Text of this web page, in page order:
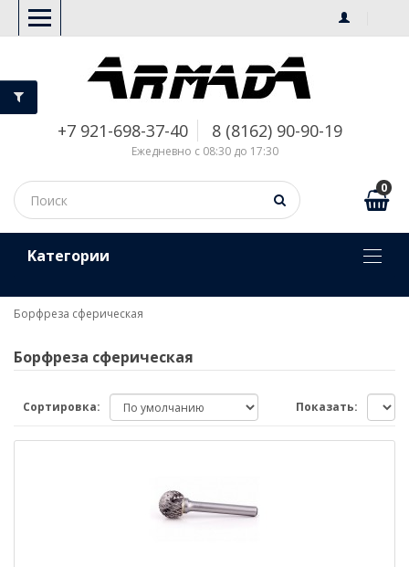
+7 921-698-37-40 8 (8162) 90-90-19
Ежедневно с 08:30 до 17:30
0
Kатегории
Борфреза сферическая
Борфреза сферическая
Сортировка: Показать: